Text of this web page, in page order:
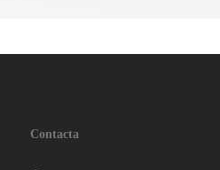
Contacta